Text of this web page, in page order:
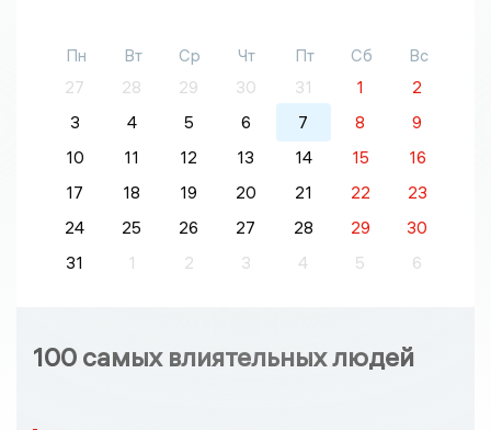
Пн Вт Ср Чт Пт Сб
Вс
27
28 29 30 31 1
2
3
4 5 6 7 8
9
10
11 12 13 14 15
16
17
18 19 20 21 22
23
24
25 26 27 28 29
30
31
1 2 3 4 5 6
100 самых влиятельных людей